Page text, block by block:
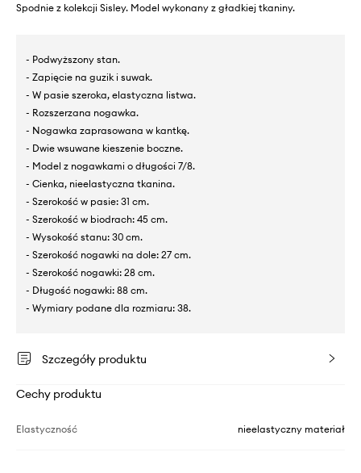
Spodnie z kolekcji Sisley. Model wykonany z gładkiej tkaniny.
- Podwyższony stan.
- Zapięcie na guzik i suwak.
- W pasie szeroka, elastyczna listwa.
- Rozszerzana nogawka.
- Nogawka zaprasowana w kantkę.
- Dwie wsuwane kieszenie boczne.
- Model z nogawkami o długości 7/8.
- Cienka, nieelastyczna tkanina.
- Szerokość w pasie: 31 cm.
- Szerokość w biodrach: 45 cm.
- Wysokość stanu: 30 cm.
- Szerokość nogawki na dole: 27 cm.
- Szerokość nogawki: 28 cm.
- Długość nogawki: 88 cm.
- Wymiary podane dla rozmiaru: 38.
Szczegóły produktu
Cechy produktu
Elastyczność nieelastyczny materiał